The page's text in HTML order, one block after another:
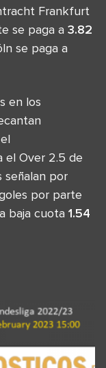
Frankfurt
se paga a 3.82
se paga a
en los
el Over 2.5 de
señalan por
por parte
baja cuota 1.54